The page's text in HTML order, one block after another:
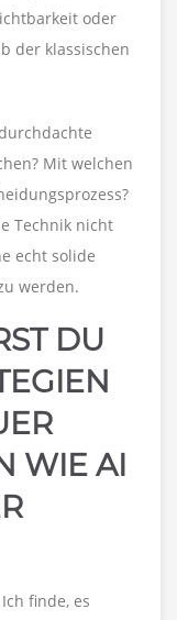
oder
der klassischen
Mit welchen
Technik nicht
echt solide
werden.
DU
WIE AI
finde, es